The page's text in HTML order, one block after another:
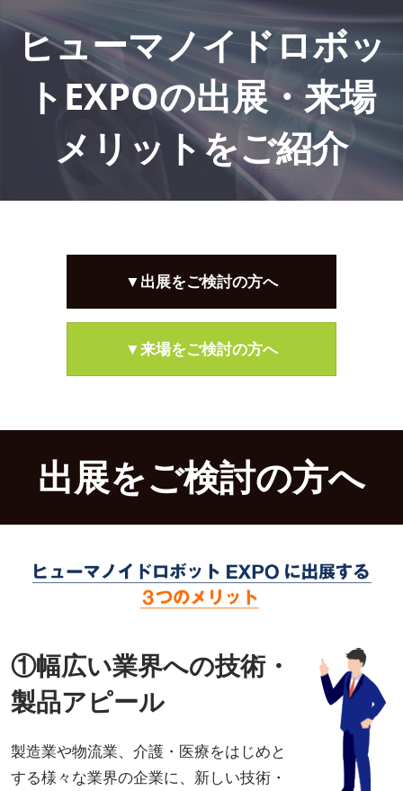
ヒューマノイドロボッ
トEXPOの出展・来場
メリットをご紹介
▼出展をご検討の方へ
▼来場をご検討の方へ
出展をご検討の方へ
①幅広い業界への技術・
製品アピール
製造業や物流業、介護・医療をはじめと
する様々な業界の企業に、新しい技術・